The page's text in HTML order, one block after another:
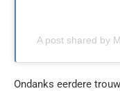
A post shared by
Ondanks eerdere